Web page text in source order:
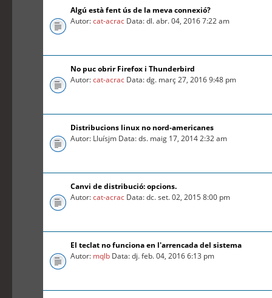
Algú està fent ús de la meva connexió?
Autor:cat-acrac Data: dl. abr. 04, 2016 7:22 am
No puc obrir Firefox i Thunderbird
Autor:cat-acrac Data: dg. març 27, 2016 9:48 pm
Distribucions linux no nord-americanes
Autor: Lluísjm Data: ds. maig 17, 2014 2:32 am
Canvi de distribució: opcions.
Autor:cat-acrac Data: dc. set. 02, 2015 8:00 pm
El teclat no funciona en l'arrencada del sistema
Autor: mqlb Data: dj. feb. 04, 2016 6:13 pm